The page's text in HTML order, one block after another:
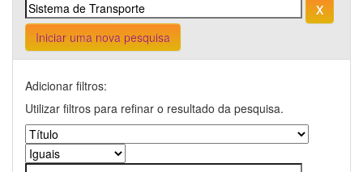
Iniciar uma nova pesquisa
Adicionar filtros:
Utilizar filtros para refinar o resultado da pesquisa.